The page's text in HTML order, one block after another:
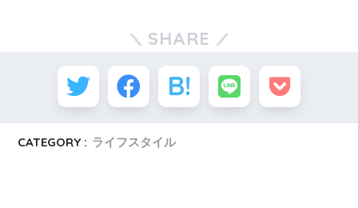
SHARE
CATEGORY : ライフスタイル